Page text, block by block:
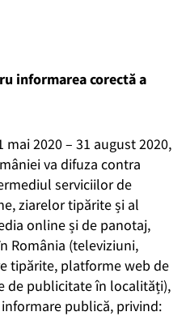
informarea corectă a
mai 2020 – 31 august 2020,
va difuza contra
serviciilor de
ziarelor tipărite și al
online și de panotaj,
România (televiziuni,
tipărite, platforme web de
de publicitate în localități),
publică, privind: